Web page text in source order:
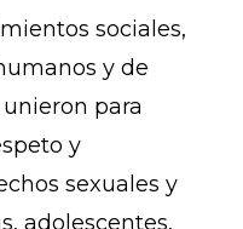
sociales,
y de
para
y
sexuales y
adolescentes,